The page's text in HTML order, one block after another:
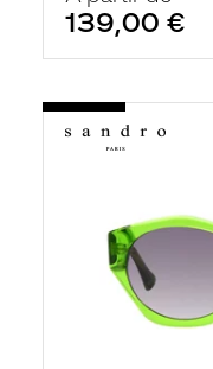
139,00 €